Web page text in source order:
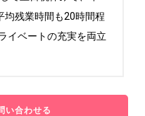
均残業時間も20時間程
イベートの充実を両立
い合わせる